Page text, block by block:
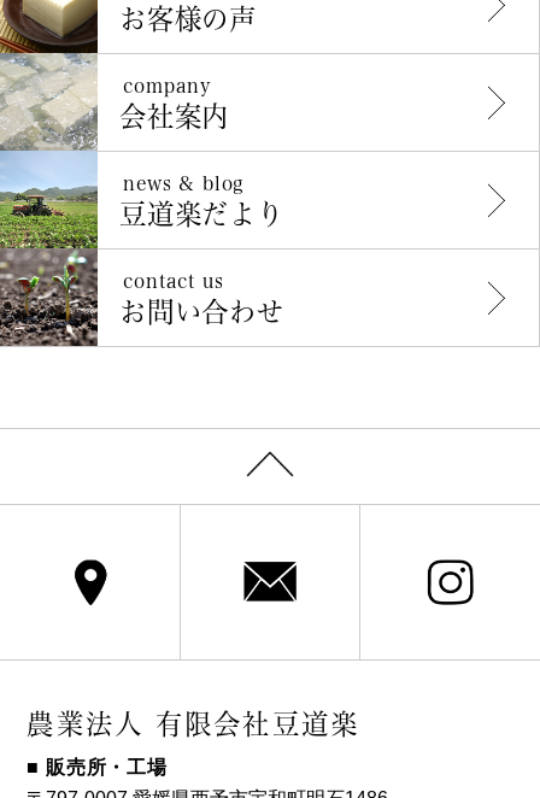
お客様の声
company
会社案内
news & blog
豆道楽だより
contact us
お問い合わせ
農業法人 有限会社豆道楽
■ 販売所・工場